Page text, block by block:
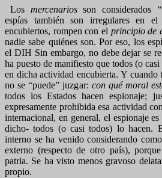
Los mercenariosson considerados
espías también son irregulares en
encubiertos, rompen con el principio de
nadie sabe quiénes son. Por eso, los
el DIH Sin embargo, no debe dejar se
ha puesto de manifiesto que todos (o
en dicha actividad encubierta. Y cuando
no se “puede” juzgar: con qué moral
todos los Estados hacen espionaje;
expresamente prohibida esa actividad
internacional, en general, el espionaje es
dicho- todos (o casi todos) lo hacen.
interno se ha venido considerando
externo (respecto de otro país),
patria. Se ha visto menos gravoso
propio.